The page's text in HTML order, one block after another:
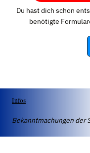
Du hast dich schon
benötigte
Infos
Bekanntmachungen der